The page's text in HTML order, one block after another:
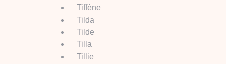
Tiffène
Tilda
Tilde
Tilla
Tillie